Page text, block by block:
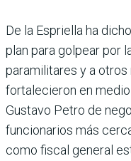
De la Espriella ha
plan para golpear por
paramilitares y a
fortalecieron en
Gustavo Petro de
funcionarios más
como fiscal general